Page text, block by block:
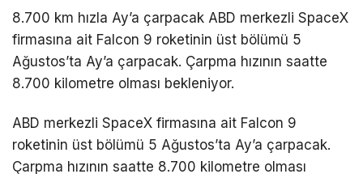
8.700 km hızla Ay’a çarpacak ABD merkezli SpaceX
firmasına ait Falcon 9 roketinin üst bölümü 5
Ağustos’ta Ay’a çarpacak. Çarpma hızının saatte
8.700 kilometre olması bekleniyor.
ABD merkezli SpaceX firmasına ait Falcon 9
roketinin üst bölümü 5 Ağustos’ta Ay’a çarpacak.
Çarpma hızının saatte 8.700 kilometre olması